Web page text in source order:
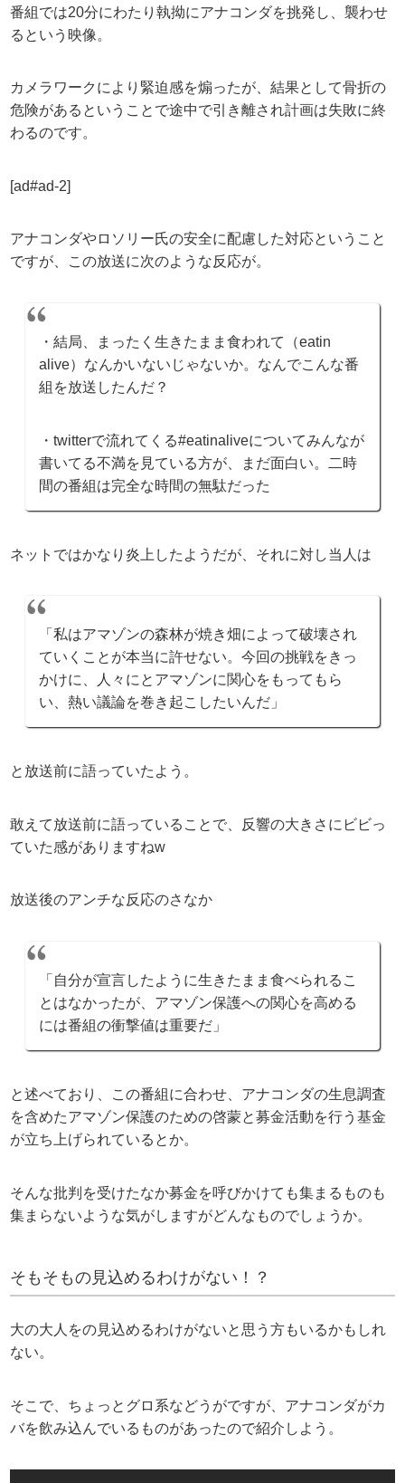
番組では20分にわたり執拗にアナコンダを挑発し、襲わせ
るという映像。
カメラワークにより緊迫感を煽ったが、結果として骨折の
危険があるということで途中で引き離され計画は失敗に終
わるのです。
[ad#ad-2]
アナコンダやロソリー氏の安全に配慮した対応ということ
ですが、この放送に次のような反応が。
・結局、まったく生きたまま食われて（eatin
alive）なんかいないじゃないか。なんでこんな番
組を放送したんだ？
・twitterで流れてくる#eatinaliveについてみんなが
書いてる不満を見ている方が、まだ面白い。二時
間の番組は完全な時間の無駄だった
ネットではかなり炎上したようだが、それに対し当人は
「私はアマゾンの森林が焼き畑によって破壊され
ていくことが本当に許せない。今回の挑戦をきっ
かけに、人々にとアマゾンに関心をもってもら
い、熱い議論を巻き起こしたいんだ」
と放送前に語っていたよう。
敢えて放送前に語っていることで、反響の大きさにビビっ
ていた感がありますねw
放送後のアンチな反応のさなか
「自分が宣言したように生きたまま食べられるこ
とはなかったが、アマゾン保護への関心を高める
には番組の衝撃値は重要だ」
と述べており、この番組に合わせ、アナコンダの生息調査
を含めたアマゾン保護のための啓蒙と募金活動を行う基金
が立ち上げられているとか。
そんな批判を受けたなか募金を呼びかけても集まるものも
集まらないような気がしますがどんなものでしょうか。
そもそもの見込めるわけがない！？
大の大人をの見込めるわけがないと思う方もいるかもしれ
ない。
そこで、ちょっとグロ系などうがですが、アナコンダがカ
バを飲み込んでいるものがあったので紹介しよう。